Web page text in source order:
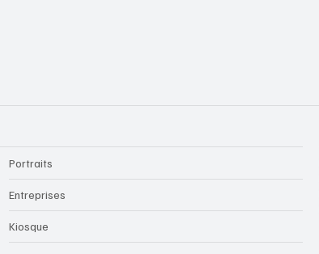
Portraits
Entreprises
Kiosque